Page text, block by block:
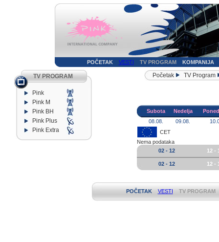
POČETAK VESTI TV PROGRAM KOMPANIJA
TV PROGRAM
Pink
Pink M
Pink BH
Pink Plus
Pink Extra
Početak TV Program
Subota Nedelja
08.08.
09.08.
CET
Nema podataka
02 - 12
12 -
02 - 12 12 -
POČETAK VESTI TV PROGRAM